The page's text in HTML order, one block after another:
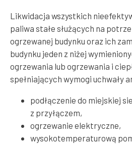
Likwidacja wszystkich
paliwa stałe służących na
ogrzewanej budynku oraz ich
budynku jeden z niżej
ogrzewania lub ogrzewania i
spełniających wymogi uchwały
podłączenie do miejskiej
z przyłączem,
ogrzewanie elektryczne,
wysokotemperaturową